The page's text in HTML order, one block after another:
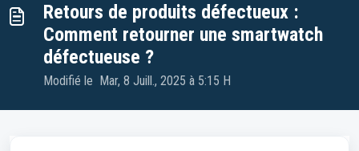
Retours de produits défectueux :
Comment retourner une smartwatch
défectueuse ?
Modifié le Mar, 8 Juill., 2025 à 5:15 H